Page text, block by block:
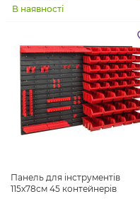
В наявності
Панель для інструментів
115х78см 45 контейнерів